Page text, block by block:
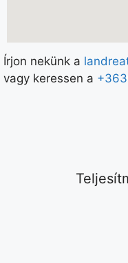
Írjon nekünk a
vagy keressen a